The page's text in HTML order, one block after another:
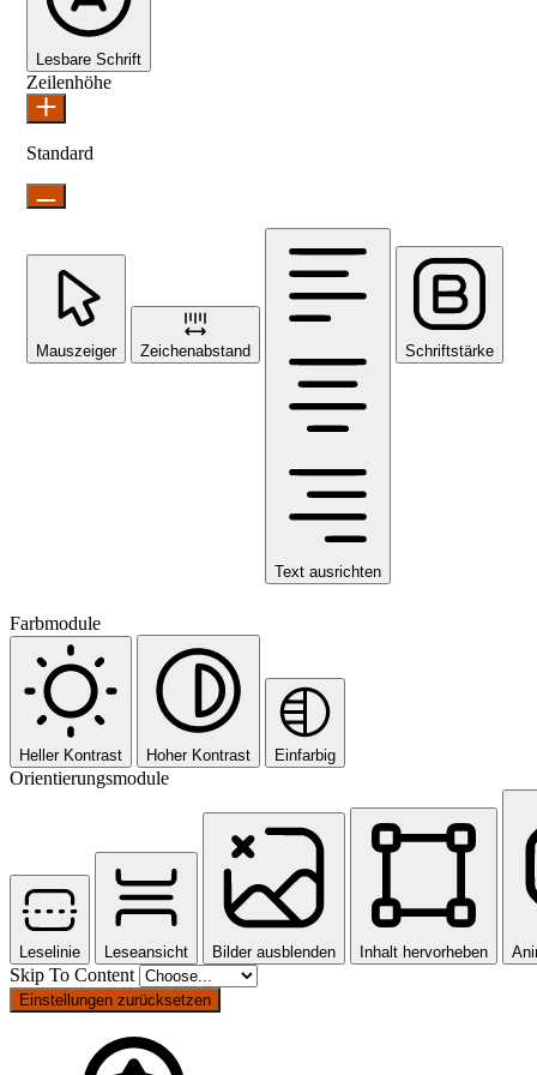
Lesbare Schrift
Zeilenhöhe
Standard
Mauszeiger Zeichenabstand
Text ausrichten
Schriftstärke
Farbmodule
Heller Kontrast Hoher Kontrast Einfarbig
Orientierungsmodule
Leselinie Leseansicht Bilder ausblenden Inhalt hervorheben
Skip To Content
Einstellungen zurücksetzen